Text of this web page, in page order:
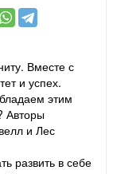
Вместе с
и успех.
этим
Авторы
и Лес
развить в себе